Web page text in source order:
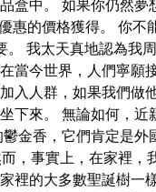
中。 如果你仍然
惠的價格獲得。 你不
我太天真地認為我
當今世界，人們寧願
人群，如果我們
來。 無論如何，
金香，它們肯定是
，事實上，在家裡
裡的大多數聖誕樹